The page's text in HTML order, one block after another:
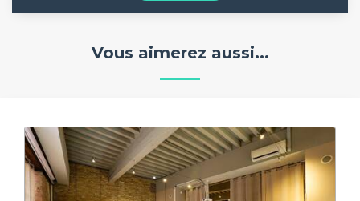
Vous aimerez aussi...